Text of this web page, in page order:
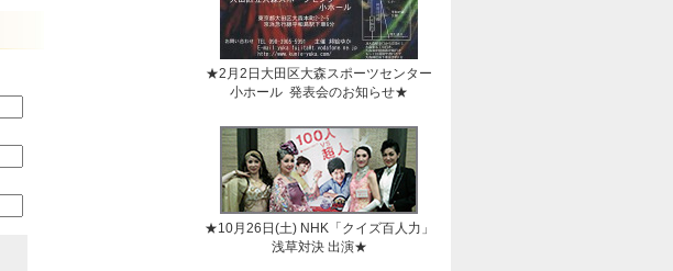
★2月2日大田区大森スポーツセンター
小ホール 発表会のお知らせ★
★10月26日(土) NHK「クイズ百人力」
浅草対決 出演★